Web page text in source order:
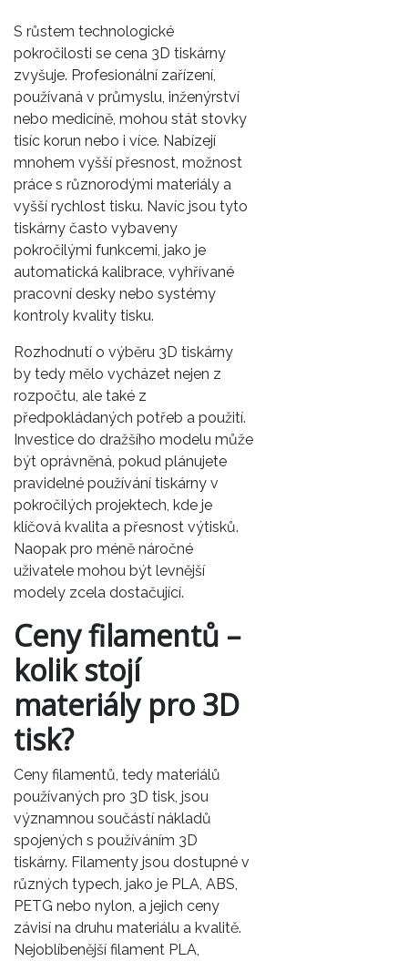
S růstem technologické
pokročilosti se cena 3D tiskárny
zvyšuje. Profesionální zařízení,
používaná v průmyslu, inženýrství
nebo medicíně, mohou stát stovky
tisíc korun nebo i více. Nabízejí
mnohem vyšší přesnost, možnost
práce s různorodými materiály a
vyšší rychlost tisku. Navíc jsou tyto
tiskárny často vybaveny
pokročilými funkcemi, jako je
automatická kalibrace, vyhřívané
pracovní desky nebo systémy
kontroly kvality tisku.
Rozhodnutí o výběru 3D tiskárny
by tedy mělo vycházet nejen z
rozpočtu, ale také z
předpokládaných potřeb a použití.
Investice do dražšího modelu může
být oprávněná, pokud plánujete
pravidelné používání tiskárny v
pokročilých projektech, kde je
klíčová kvalita a přesnost výtisků.
Naopak pro méně náročné
uživatele mohou být levnější
modely zcela dostačující.
Ceny filamentů –
kolik stojí
materiály pro 3D
tisk?
Ceny filamentů, tedy materiálů
používaných pro 3D tisk, jsou
významnou součástí nákladů
spojených s používáním 3D
tiskárny. Filamenty jsou dostupné v
různých typech, jako je PLA, ABS,
PETG nebo nylon, a jejich ceny
závisí na druhu materiálu a kvalitě.
Nejoblíbenější filament PLA,